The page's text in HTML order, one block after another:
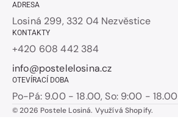
ADRESA
Losiná 299, 332 04 Nezvěstice
KONTAKTY
+420 608 442 384
info@postelelosina.cz
OTEVÍRACÍ DOBA
Po-Pá: 9.00 - 18.00, So: 9:00 - 18.00
© 2026 Postele Losiná. Využívá Shopify.